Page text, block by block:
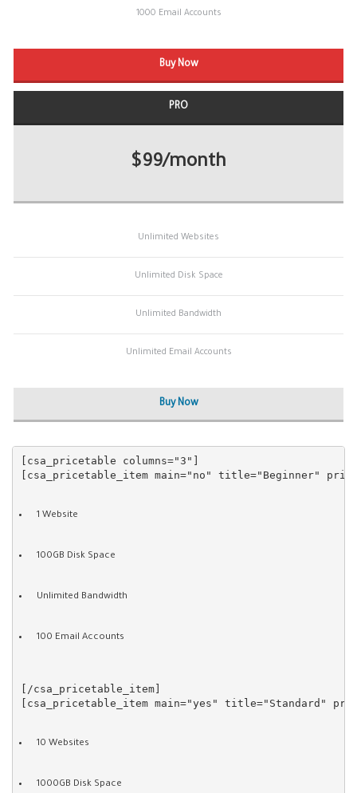
1000 Email Accounts
Buy Now
PRO
$99/month
Unlimited Websites
Unlimited Disk Space
Unlimited Bandwidth
Unlimited Email Accounts
Buy Now
[csa_pricetable columns="3"]
1 Website
100GB Disk Space
Unlimited Bandwidth
100 Email Accounts
[/csa_pricetable_item]
10 Websites
1000GB Disk Space